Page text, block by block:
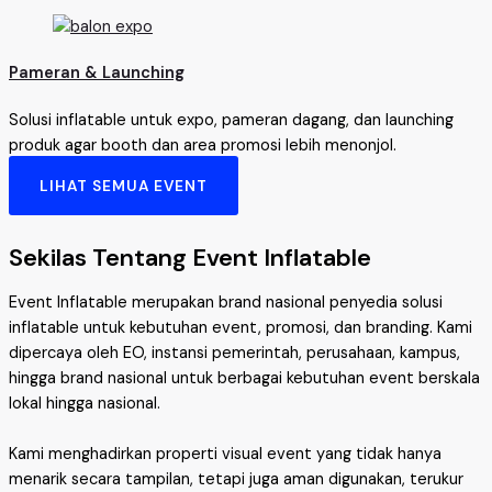
Pameran & Launching
Solusi inflatable untuk expo, pameran dagang, dan launching
produk agar booth dan area promosi lebih menonjol.
LIHAT SEMUA EVENT
Sekilas Tentang Event Inflatable
Event Inflatable merupakan brand nasional penyedia solusi
inflatable untuk kebutuhan event, promosi, dan branding. Kami
dipercaya oleh EO, instansi pemerintah, perusahaan, kampus,
hingga brand nasional untuk berbagai kebutuhan event berskala
lokal hingga nasional.
Kami menghadirkan properti visual event yang tidak hanya
menarik secara tampilan, tetapi juga aman digunakan, terukur